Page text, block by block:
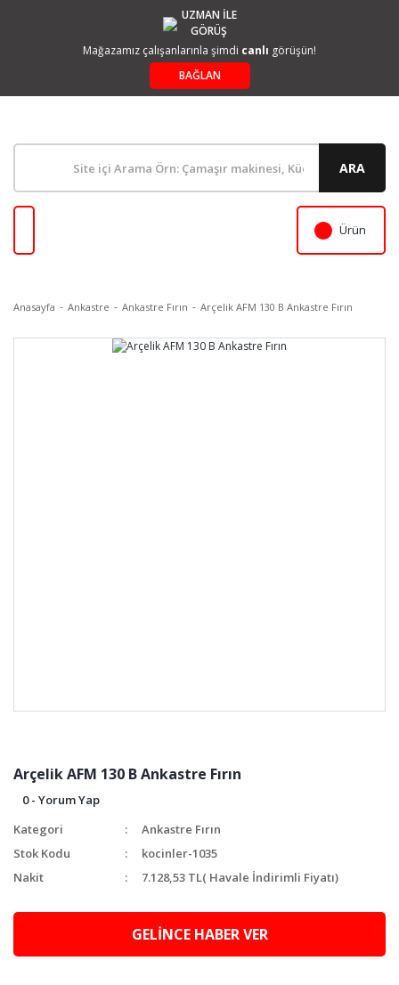
UZMAN İLE
GÖRÜŞ
Mağazamız çalışanlarınla şimdi canlı görüşün!
BAĞLAN
ARA
Ürün
Anasayfa Ankastre Ankastre Fırın Arçelik AFM 130 B Ankastre Fırın
Arçelik AFM 130 B Ankastre Fırın
0 - Yorum Yap
Kategori
Ankastre Fırın
Stok Kodu
kocinler-1035
Nakit
7.128,53 TL( Havale İndirimli Fiyatı)
GELİNCE HABER VER